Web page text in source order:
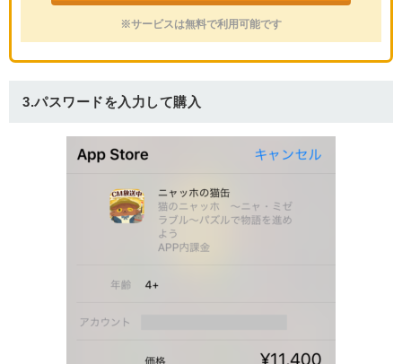
※サービスは無料で利用可能です
3.パスワードを入力して購入